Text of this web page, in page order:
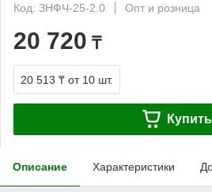
Код: ЗНФЧ-25-2.0
Опт и розница
20 720 ₸
20 513 ₸ от 10 шт.
Купить
Описание Характеристики